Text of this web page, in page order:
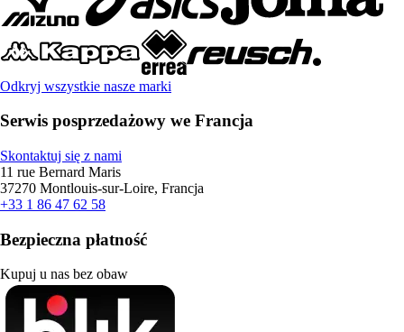
Odkryj wszystkie nasze marki
Serwis posprzedażowy we Francja
Skontaktuj się z nami
11 rue Bernard Maris
37270 Montlouis-sur-Loire, Francja
+33 1 86 47 62 58
Bezpieczna płatność
Kupuj u nas bez obaw